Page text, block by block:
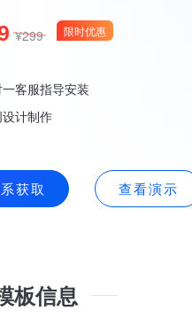
¥299 限时优惠
客服指导安装
设计制作
获取 查看演示
板信息